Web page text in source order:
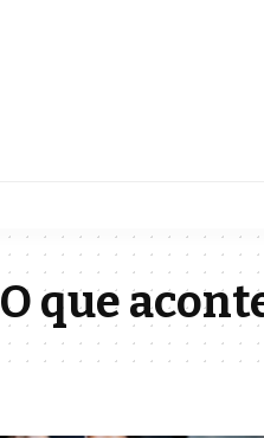
O que